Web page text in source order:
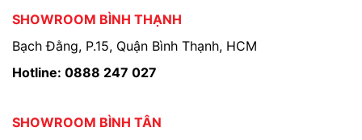
SHOWROOM BÌNH THẠNH
Bạch Đằng, P.15, Quận Bình Thạnh, HCM
Hotline: 0888 247 027
SHOWROOM BÌNH TÂN